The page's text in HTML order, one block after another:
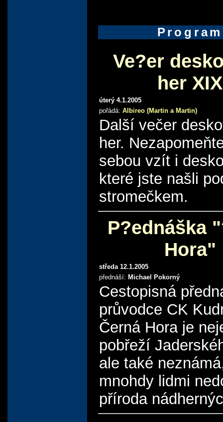
Program
Ve?er
her XIX
úterý 4.1.2005
pořádá: Albireo (Martin a Martin)
Další večer
her.
sebou vzít i
které jste našli
stromečkem.
P?ednáška
Hora"
středa 12.1.2005
přednáší: Michael Pokorný
Cestopisná
průvodce CK
Černá Hora je
pobřeží
ale také
mnohdy lidmi
příroda